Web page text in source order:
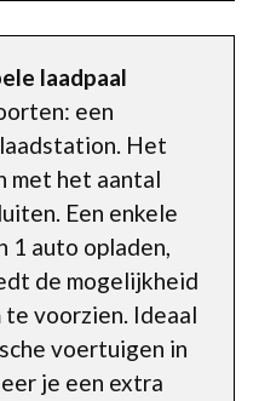
laadpaal
een
Het
met het aantal
Een enkele
1 auto opladen,
de mogelijkheid
te voorzien. Ideaal
voertuigen in
je een extra